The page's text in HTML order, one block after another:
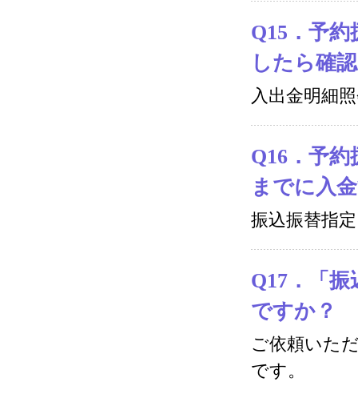
Q15．予
したら確
入出金明細
Q16．予
までに入
振込振替指
Q17．「
ですか？
ご依頼いた
です。